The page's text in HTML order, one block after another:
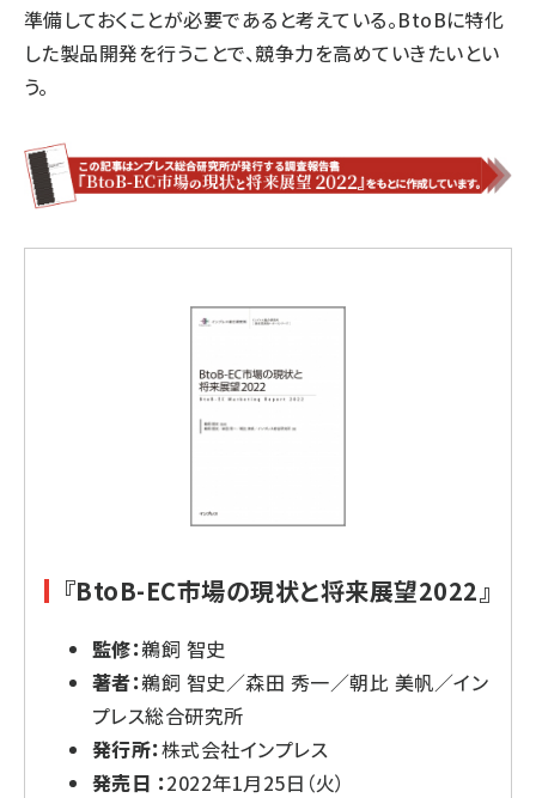
準備しておくことが必要であると考えている。BtoBに特化
した製品開発を行うことで、競争力を高めていきたいとい
う。
『BtoB-EC市場の現状と将来展望2022』
監修：鵜飼 智史
著者：鵜飼 智史／森田 秀一／朝比 美帆／イン
プレス総合研究所
発行所：株式会社インプレス
発売日 ：2022年1月25日（火）